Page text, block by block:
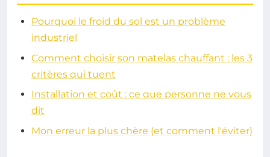
Pourquoi le froid du sol est un problème
industriel
Comment choisir son matelas chauffant : les 3
critères qui tuent
Installation et coût : ce que personne ne vous
dit
Mon erreur la plus chère (et comment l'éviter)